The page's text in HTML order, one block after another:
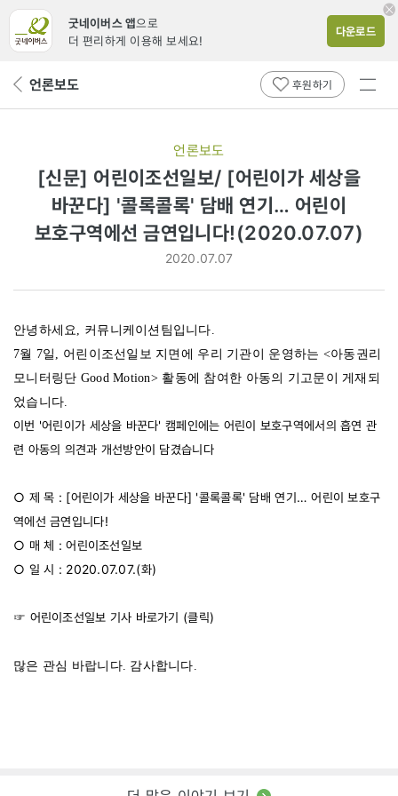
굿네이버스 앱으로
더 편리하게 이용해 보세요!
다운로드
뒤 언론보도 후원하기
전체
언론보도
[신문] 어린이조선일보/ [어린이가 세상을
바꾼다] '콜록콜록' 담배 연기… 어린이
보호구역에선 금연입니다!(2020.07.07)
2020.07.07
안녕하세요, 커뮤니케이션팀입니다.
7월 7일, 어린이조선일보 지면에 우리 기관이 운영하는 <아동권리
모니터링단 Good Motion> 활동에 참여한 아동의 기고문이 게재되
었습니다.
이번 '어린이가 세상을 바꾼다' 캠페인에는 어린이 보호구역에서의 흡연 관
련 아동의 의견과 개선방안이 담겼습니다
○ 제 목 : [어린이가 세상을 바꾼다] '콜록콜록' 담배 연기… 어린이 보호구
역에선 금연입니다!
○ 매 체 : 어린이조선일보
○ 일 시 : 2020.07.07.(화)
☞ 어린이조선일보 기사 바로가기 (클릭)
많은 관심 바랍니다. 감사합니다.